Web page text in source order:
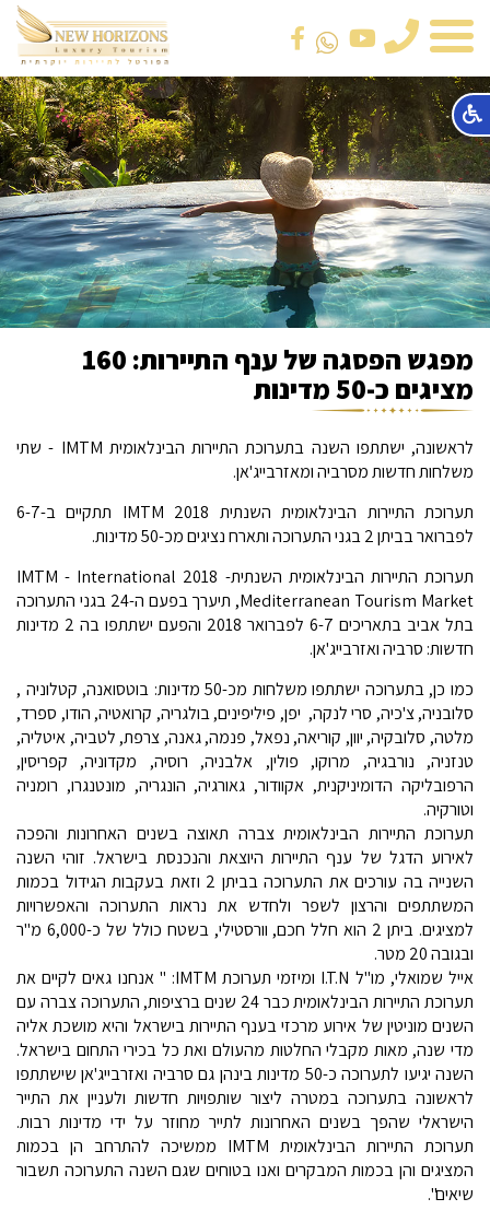
טלפון
מפגש הפסגה של ענף התיירות: 160
מציגים כ-50 מדינות
לראשונה, ישתתפו השנה בתערוכת התיירות הבינלאומית IMTM - שתי
משלחות חדשות מסרביה ומאזרבייג'אן.
תערוכת התיירות הבינלאומית השנתית 2018 IMTM תתקיים ב-6-7
לפברואר בביתן 2 בגני התערוכה ותארח נציגים מכ-50 מדינות.
תערוכת התיירות הבינלאומית השנתית- 2018 IMTM - International
Mediterranean Tourism Market, תיערך בפעם ה-24 בגני התערוכה
בתל אביב בתאריכים 6-7 לפברואר 2018 והפעם ישתתפו בה 2 מדינות
חדשות: סרביה ואזרבייג'אן.
כמו כן, בתערוכה ישתתפו משלחות מכ-50 מדינות: בוטסואנה, קטלוניה ,
סלובניה, צ'כיה, סרי לנקה, יפן, פיליפינים, בולגריה, קרואטיה, הודו, ספרד,
מלטה, סלובקיה, יוון, קוריאה, נפאל, פנמה, גאנה, צרפת, לטביה, איטליה,
טנזניה, נורבגיה, מרוקו, פולין, אלבניה, רוסיה, מקדוניה, קפריסין,
הרפובליקה הדומיניקנית, אקוודור, גאורגיה, הונגריה, מונטנגרו, רומניה
וטורקיה.
תערוכת התיירות הבינלאומית צברה תאוצה בשנים האחרונות והפכה
לאירוע הדגל של ענף התיירות היוצאת והנכנסת בישראל. זוהי השנה
השנייה בה עורכים את התערוכה בביתן 2 וזאת בעקבות הגידול בכמות
המשתתפים והרצון לשפר ולחדש את נראות התערוכה והאפשרויות
למציגים. ביתן 2 הוא חלל חכם, וורסטילי, בשטח כולל של כ-6,000 מ"ר
ובגובה 20 מטר.
אייל שמואלי, מו"ל I.T.N ומיזמי תערוכת IMTM: " אנחנו גאים לקיים את
תערוכת התיירות הבינלאומית כבר 24 שנים ברציפות, התערוכה צברה עם
השנים מוניטין של אירוע מרכזי בענף התיירות בישראל והיא מושכת אליה
מדי שנה, מאות מקבלי החלטות מהעולם ואת כל בכירי התחום בישראל.
השנה יגיעו לתערוכה כ-50 מדינות בינהן גם סרביה ואזרבייג'אן שישתתפו
לראשונה בתערוכה במטרה ליצור שותפויות חדשות ולעניין את התייר
הישראלי שהפך בשנים האחרונות לתייר מחוזר על ידי מדינות רבות.
תערוכת התיירות הבינלאומית IMTM ממשיכה להתרחב הן בכמות
המציגים והן בכמות המבקרים ואנו בטוחים שגם השנה התערוכה תשבור
שיאים".